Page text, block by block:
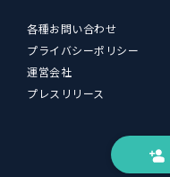
各種お問い合わせ
プライバシーポリシー
運営会社
プレスリリース